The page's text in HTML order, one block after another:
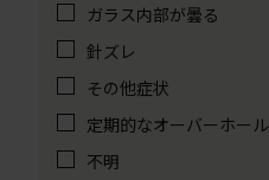
ガラス内部が曇る
針ズレ
その他症状
定期的なオーバーホール
不明